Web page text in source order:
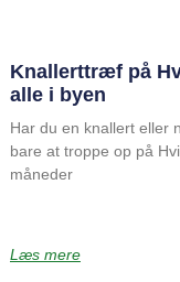
Knallerttræf på
alle i byen
Har du en knallert eller
bare at troppe op på
måneder
Læs mere